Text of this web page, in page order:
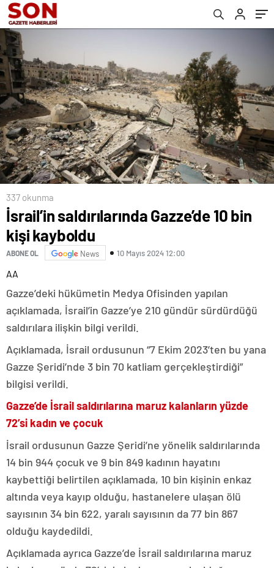
337 okunma
İsrail’in saldırılarında Gazze’de 10 bin
kişi kayboldu
ABONE OL News 10 Mayıs 2024 12:00
AA
Gazze’deki hükümetin Medya Ofisinden yapılan
açıklamada, İsrail’in Gazze’ye 210 gündür sürdürdüğü
saldırılara ilişkin bilgi verildi.
Açıklamada, İsrail ordusunun “7 Ekim 2023’ten bu yana
Gazze Şeridi’nde 3 bin 70 katliam gerçekleştirdiği”
bilgisi verildi.
Gazze’de İsrail saldırılarına maruz kalanların yüzde
72’si kadın ve çocuk
İsrail ordusunun Gazze Şeridi’ne yönelik saldırılarında
14 bin 944 çocuk ve 9 bin 849 kadının hayatını
kaybettiği belirtilen açıklamada, 10 bin kişinin enkaz
altında veya kayıp olduğu, hastanelere ulaşan ölü
sayısının 34 bin 622, yaralı sayısının da 77 bin 867
olduğu kaydedildi.
Açıklamada ayrıca Gazze’de İsrail saldırılarına maruz